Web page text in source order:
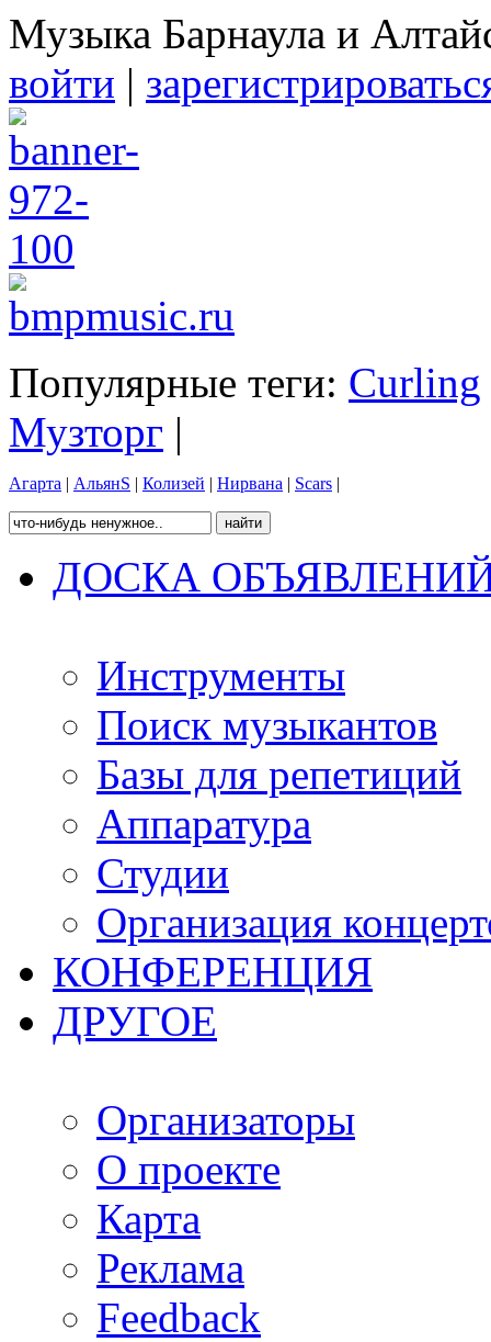
Музыка Барнаула и
войти |
Популярные теги: Curling
Музторг |
Агарта | АльянS | Колизей | Нирвана | Scars |
ДОСКА
Инструменты
Поиск музыкантов
Базы для репетиций
Аппаратура
Студии
Организация
КОНФЕРЕНЦИЯ
ДРУГОЕ
Организаторы
О проекте
Карта
Реклама
Feedback